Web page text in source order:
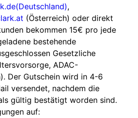
,
(Österreich) oder direkt
bekommen 15€ pro jede
bestehende
Gesetzliche
ADAC-
Der Gutschein wird in 4-6
versendet, nachdem die
gültig bestätigt worden sind.
auf: